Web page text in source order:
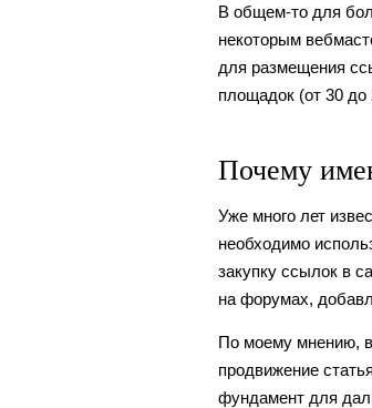
В общем-то для
некоторым
для размещения
площадок (от 30 до
Почему
Уже много лет
необходимо
закупку ссылок в
на форумах,
По моему мнению,
продвижение
фундамент для